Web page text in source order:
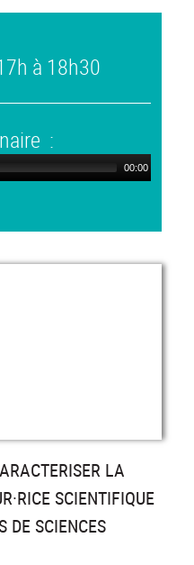
à 18h30
:
00:00
LA
SCIENTIFIQUE
DE SCIENCES